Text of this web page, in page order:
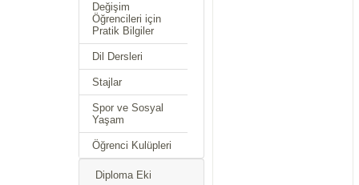
Değişim
Öğrencileri için
Pratik Bilgiler
Dil Dersleri
Stajlar
Spor ve Sosyal
Yaşam
Öğrenci Kulüpleri
Diploma Eki